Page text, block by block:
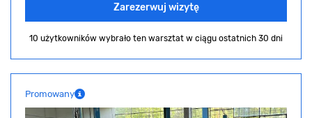
Zarezerwuj wizytę
10 użytkowników wybrało ten warsztat w ciągu ostatnich 30 dni
Promowany